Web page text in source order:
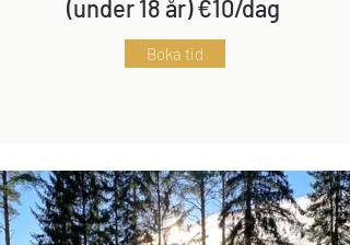
(under 18 år)€10/dag
Boka tid